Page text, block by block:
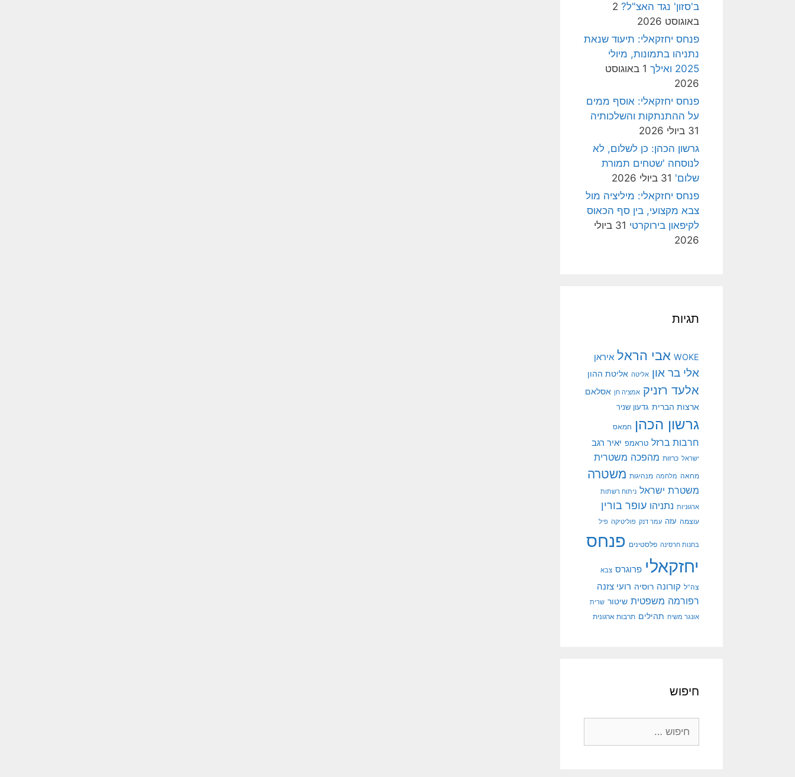
ב'סזון' נגד האצ"ל? 2
באוגוסט 2026
פנחס יחזקאלי: תיעוד שנאת
נתניהו בתמונות, מיולי
2025 ואילך
1 באוגוסט
2026
פנחס יחזקאלי: אוסף ממים
על ההתנתקות והשלכותיה
31 ביולי 2026
גרשון הכהן: כן לשלום, לא
לנוסחה 'שטחים תמורת
שלום' 31 ביולי 2026
פנחס יחזקאלי: מיליציה מול
צבא מקצועי, בין סף הכאוס
לקיפאון בירוקרטי
31 ביולי
2026
תגיות
WOKE אבי הראל איראן
אלי בר און אליטה אליטת ההון
אלעד רזניק אמציה חן אסלאם
ארצות הברית גדעון שניר
גרשון הכהן חמאס
חרבות ברזל טראמפ יאיר רגב
ישראל כרזות מהפכה משטרית
מחאה מלחמה מנהיגות משטרה
משטרת ישראל ניתוח רשתות
ארגוניות נתניהו עופר בורין
עוצמה עזה עמר דנק פוליטיקה פיל
בחנות חרסינה פלסטינים פנחס
יחזקאלי פרוגרס צבא
צה"ל קורונה רוסיה רועי צזנה
רפורמה משפטית שיטור שרית
אונגר משיח תהילים תרבות ארגונית
חיפוש